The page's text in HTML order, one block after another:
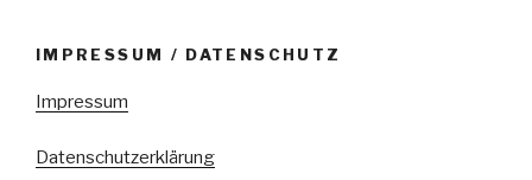
IMPRESSUM / DATENSCHUTZ
Impressum
Datenschutzerklärung